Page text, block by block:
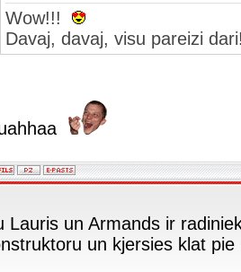
Wow!!!
Davaj, davaj, visu pareizi
Lauris un Armands ir
un kjersies klat